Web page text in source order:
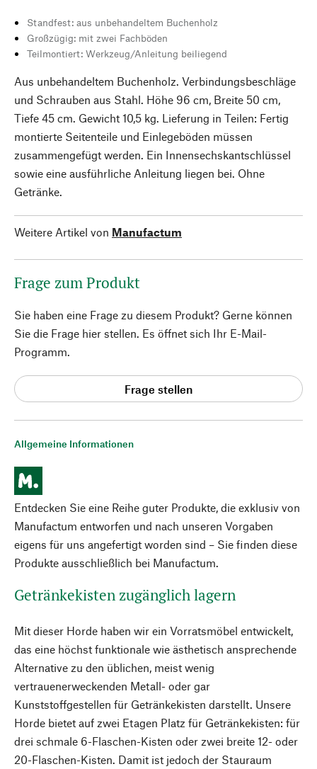
Allgemeine Informationen
Entdecken Sie eine Reihe guter Produkte, die exklusiv von
Manufactum entworfen und nach unseren Vorgaben
eigens für uns angefertigt worden sind – Sie finden diese
Produkte ausschließlich bei Manufactum.
Getränkekisten zugänglich lagern
Mit dieser Horde haben wir ein Vorratsmöbel entwickelt,
das eine höchst funktionale wie ästhetisch ansprechende
Alternative zu den üblichen, meist wenig
vertrauenerweckenden Metall- oder gar
Kunststoffgestellen für Getränkekisten darstellt. Unsere
Horde bietet auf zwei Etagen Platz für Getränkekisten: für
drei schmale 6-Flaschen-Kisten oder zwei breite 12- oder
20-Flaschen-Kisten. Damit ist jedoch der Stauraum
Standfest: aus unbehandeltem Buchenholz
Großzügig: mit zwei Fachböden
Teilmontiert: Werkzeug/Anleitung beiliegend
Aus unbehandeltem Buchenholz. Verbindungsbeschläge
und Schrauben aus Stahl. Höhe 96 cm, Breite 50 cm,
Tiefe 45 cm. Gewicht 10,5 kg. Lieferung in Teilen: Fertig
montierte Seitenteile und Einlegeböden müssen
zusammengefügt werden. Ein Innensechskantschlüssel
sowie eine ausführliche Anleitung liegen bei. Ohne
Getränke.
Weitere Artikel von Manufactum
Frage zum Produkt
Sie haben eine Frage zu diesem Produkt? Gerne können
Sie die Frage hier stellen. Es öffnet sich Ihr E-Mail-
Programm.
Frage stellen